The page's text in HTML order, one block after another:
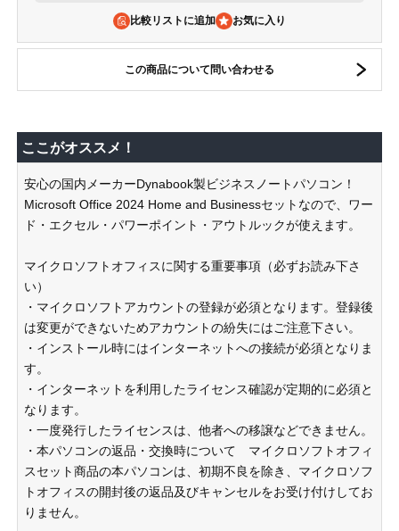
比較リストに追加
この商品について問い合わせる
ここがオススメ！
安心の国内メーカーDynabook製ビジネスノートパソコン！
Microsoft Office 2024 Home and Businessセットなので、ワー
ド・エクセル・パワーポイント・アウトルックが使えます。
マイクロソフトオフィスに関する重要事項（必ずお読み下さ
い）
・マイクロソフトアカウントの登録が必須となります。登録後
は変更ができないためアカウントの紛失にはご注意下さい。
・インストール時にはインターネットへの接続が必須となりま
す。
・インターネットを利用したライセンス確認が定期的に必須と
なります。
・一度発行したライセンスは、他者への移譲などできません。
・本パソコンの返品・交換時について マイクロソフトオフィ
スセット商品の本パソコンは、初期不良を除き、マイクロソフ
トオフィスの開封後の返品及びキャンセルをお受け付けしてお
りません。